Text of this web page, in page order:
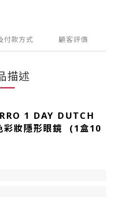
付款方式 顧客評價
描述
1 DAY DUTCH
彩妝隱形眼鏡 (1盒10